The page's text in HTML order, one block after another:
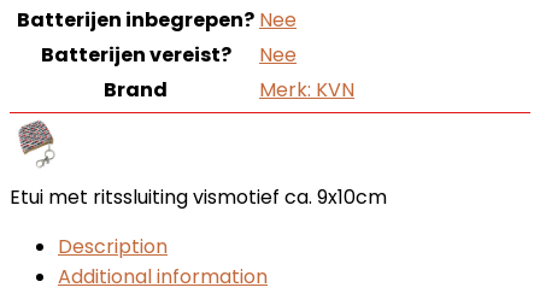
Batterijen inbegrepen? ‎Nee
Batterijen vereist?
‎Nee
Brand
Merk: KVN
Etui met ritssluiting vismotief ca. 9x10cm
Description
Additional information